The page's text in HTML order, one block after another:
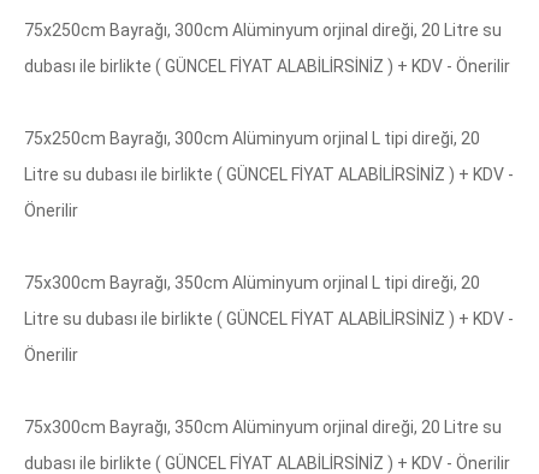
75x250cm Bayrağı, 300cm Alüminyum orjinal direği, 20 Litre su
dubası ile birlikte ( GÜNCEL FİYAT ALABİLİRSİNİZ ) + KDV ​- Önerilir
75x250cm Bayrağı, 300cm Alüminyum orjinal L tipi direği, 20
Litre su dubası ile birlikte ( GÜNCEL FİYAT ALABİLİRSİNİZ ) + KDV -
​Önerilir
75x300cm Bayrağı, 350cm Alüminyum orjinal L tipi direği, 20
Litre su dubası ile birlikte ( GÜNCEL FİYAT ALABİLİRSİNİZ ) + KDV -
​Önerilir
75x300cm Bayrağı, 350cm Alüminyum orjinal direği, 20 Litre su
dubası ile birlikte ( GÜNCEL FİYAT ALABİLİRSİNİZ ) + KDV - ​Önerilir